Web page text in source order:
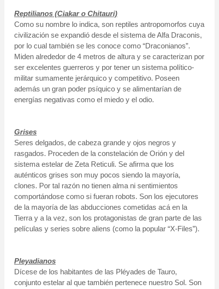
Reptilianos (Ciakar o Chitauri)
Como su nombre lo indica, son reptiles antropomorfos cuya
civilización se expandió desde el sistema de Alfa Draconis,
por lo cual también se les conoce como “Draconianos”.
Miden alrededor de 4 metros de altura y se caracterizan por
ser excelentes guerreros y por tener un sistema político-
militar sumamente jerárquico y competitivo. Poseen
además un gran poder psíquico y se alimentarían de
energías negativas como el miedo y el odio.
Grises
Seres delgados, de cabeza grande y ojos negros y
rasgados. Proceden de la constelación de Orión y del
sistema estelar de Zeta Reticuli. Se afirma que los
auténticos grises son muy pocos siendo la mayoría,
clones. Por tal razón no tienen alma ni sentimientos
comportándose como si fueran robots. Son los ejecutores
de la mayoría de las abducciones cometidas acá en la
Tierra y a la vez, son los protagonistas de gran parte de las
películas y series sobre aliens (como la popular “X-Files”).
Pleyadianos
Dícese de los habitantes de las Pléyades de Tauro,
conjunto estelar al que también pertenece nuestro Sol. Son